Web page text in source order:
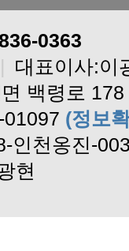
판매합니다
돌미역
니다
0363
| 대표이사:이
백령로 178
(정보
인천옹진-
현